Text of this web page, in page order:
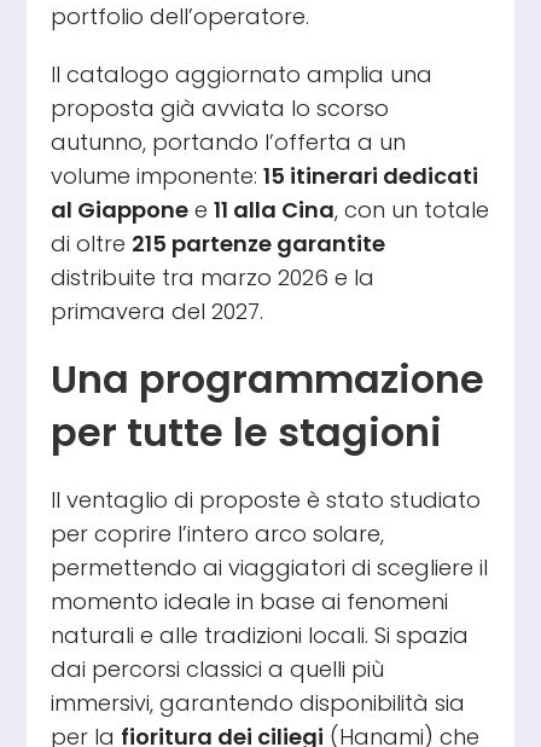
portfolio dell’operatore.
Il catalogo aggiornato amplia una
proposta già avviata lo scorso
autunno, portando l’offerta a un
volume imponente:15 itinerari dedicati
al Giappone e11 alla Cina, con un totale
di oltre 215 partenze garantite
distribuite tra marzo 2026 e la
primavera del 2027.
Una programmazione
per tutte le stagioni
Il ventaglio di proposte è stato studiato
per coprire l’intero arco solare,
permettendo ai viaggiatori di scegliere il
momento ideale in base ai fenomeni
naturali e alle tradizioni locali. Si spazia
dai percorsi classici a quelli più
immersivi, garantendo disponibilità sia
per la fioritura dei ciliegi (Hanami) che